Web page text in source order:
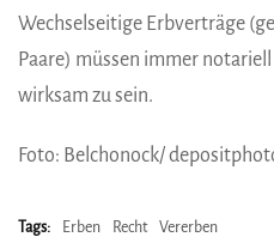
Wechselseitige Erbverträge
Paare) müssen immer
wirksam zu sein.
Foto: Belchonock/
Tags: Erben Recht Vererben